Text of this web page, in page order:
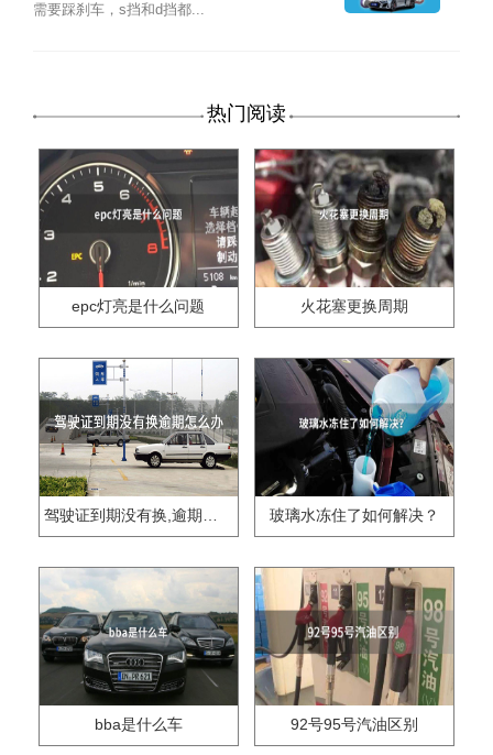
需要踩刹车，s挡和d挡都...
热门阅读
epc灯亮是什么问题 火花塞更换周期
驾驶证到期没有换,逾期怎么办?? 玻璃水冻住了如何解决？
bba是什么车 92号95号汽油区别